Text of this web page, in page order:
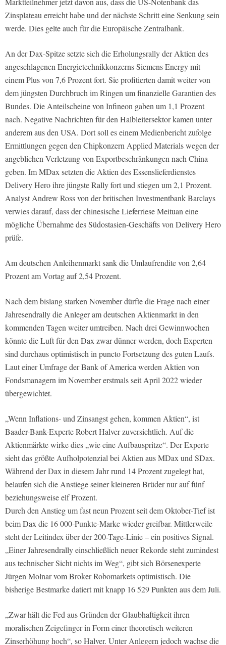
Zinsplateau erreicht habe und der nächste Schritt eine Senkung sein
werde. Dies gelte auch für die Europäische Zentralbank.
An der Dax-Spitze setzte sich die Erholungsrally der Aktien des
angeschlagenen Energietechnikkonzerns Siemens Energy mit
einem Plus von 7,6 Prozent fort. Sie profitierten damit weiter von
dem jüngsten Durchbruch im Ringen um finanzielle Garantien des
Bundes. Die Anteilscheine von Infineon gaben um 1,1 Prozent
nach. Negative Nachrichten für den Halbleitersektor kamen unter
anderem aus den USA. Dort soll es einem Medienbericht zufolge
Ermittlungen gegen den Chipkonzern Applied Materials wegen der
angeblichen Verletzung von Exportbeschränkungen nach China
geben. Im MDax setzten die Aktien des Essenslieferdienstes
Delivery Hero ihre jüngste Rally fort und stiegen um 2,1 Prozent.
Analyst Andrew Ross von der britischen Investmentbank Barclays
verwies darauf, dass der chinesische Lieferriese Meituan eine
mögliche Übernahme des Südostasien-Geschäfts von Delivery Hero
prüfe.
Am deutschen Anleihenmarkt sank die Umlaufrendite von 2,64
Prozent am Vortag auf 2,54 Prozent.
Nach dem bislang starken November dürfte die Frage nach einer
Jahresendrally die Anleger am deutschen Aktienmarkt in den
kommenden Tagen weiter umtreiben. Nach drei Gewinnwochen
könnte die Luft für den Dax zwar dünner werden, doch Experten
sind durchaus optimistisch in puncto Fortsetzung des guten Laufs.
Laut einer Umfrage der Bank of America werden Aktien von
Fondsmanagern im November erstmals seit April 2022 wieder
übergewichtet.
„Wenn Inflations- und Zinsangst gehen, kommen Aktien“, ist
Baader-Bank-Experte Robert Halver zuversichtlich. Auf die
Aktienmärkte wirke dies „wie eine Aufbauspritze“. Der Experte
sieht das größte Aufholpotenzial bei Aktien aus MDax und SDax.
Während der Dax in diesem Jahr rund 14 Prozent zugelegt hat,
belaufen sich die Anstiege seiner kleineren Brüder nur auf fünf
beziehungsweise elf Prozent.
Durch den Anstieg um fast neun Prozent seit dem Oktober-Tief ist
beim Dax die 16 000-Punkte-Marke wieder greifbar. Mittlerweile
steht der Leitindex über der 200-Tage-Linie – ein positives Signal.
„Einer Jahresendrally einschließlich neuer Rekorde steht zumindest
aus technischer Sicht nichts im Weg“, gibt sich Börsenexperte
Jürgen Molnar vom Broker Robomarkets optimistisch. Die
bisherige Bestmarke datiert mit knapp 16 529 Punkten aus dem Juli.
„Zwar hält die Fed aus Gründen der Glaubhaftigkeit ihren
moralischen Zeigefinger in Form einer theoretisch weiteren
Zinserhöhung hoch“, so Halver. Unter Anlegern jedoch wachse die